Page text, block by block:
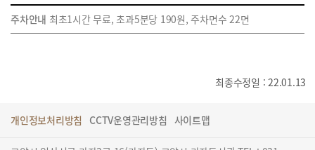
주차안내 최초1시간 무료, 초과5분당 190원, 주차면수 22면
최종수정일 : 22.01.13
개인정보처리방침 CCTV운영관리방침 사이트맵